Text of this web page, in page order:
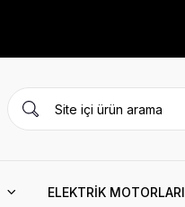
ELEKTRİK MOTORLARI